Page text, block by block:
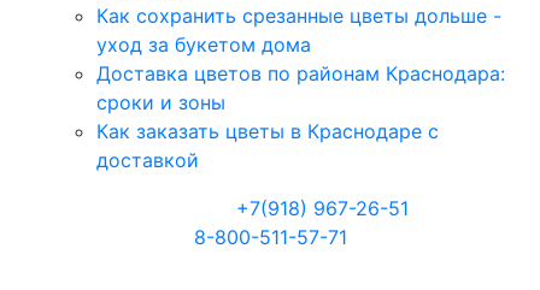
Как сохранить срезанные цветы дольше -
уход за букетом дома
Доставка цветов по районам Краснодара:
сроки и зоны
Как заказать цветы в Краснодаре с
доставкой
+7(918) 967-26-51
8-800-511-57-71